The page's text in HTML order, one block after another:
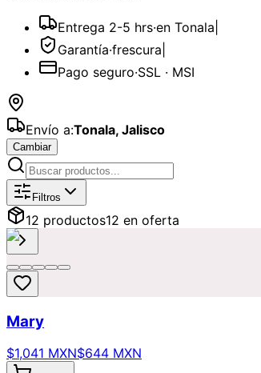
Entrega 2-5 hrs·en Tonala
Garantía·frescura
Pago seguro·SSL · MSI
Envío a:Tonala, Jalisco
Cambiar
Catálogo deRamo Buchón
Filtros
12 productos12 en oferta
Mary
$1,041 MXN$644 MXN